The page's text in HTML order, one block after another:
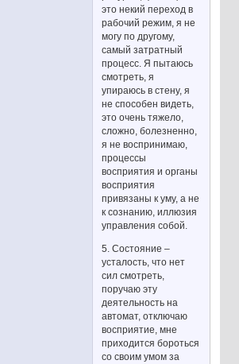
это некий переход в
рабочий режим, я не
могу по другому,
самый затратный
процесс. Я пытаюсь
смотреть, я
упираюсь в стену, я
не способен видеть,
это очень тяжело,
сложно, болезненно,
я не воспринимаю,
процессы
восприятия и органы
восприятия
привязаны к уму, а не
к сознанию, иллюзия
управления собой.
5. Состояние –
усталость, что нет
сил смотреть,
поручаю эту
деятельность на
автомат, отключаю
восприятие, мне
приходится бороться
со своим умом за